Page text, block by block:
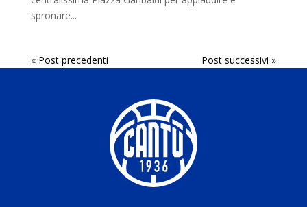
spronare...
« Post precedenti Post successivi »